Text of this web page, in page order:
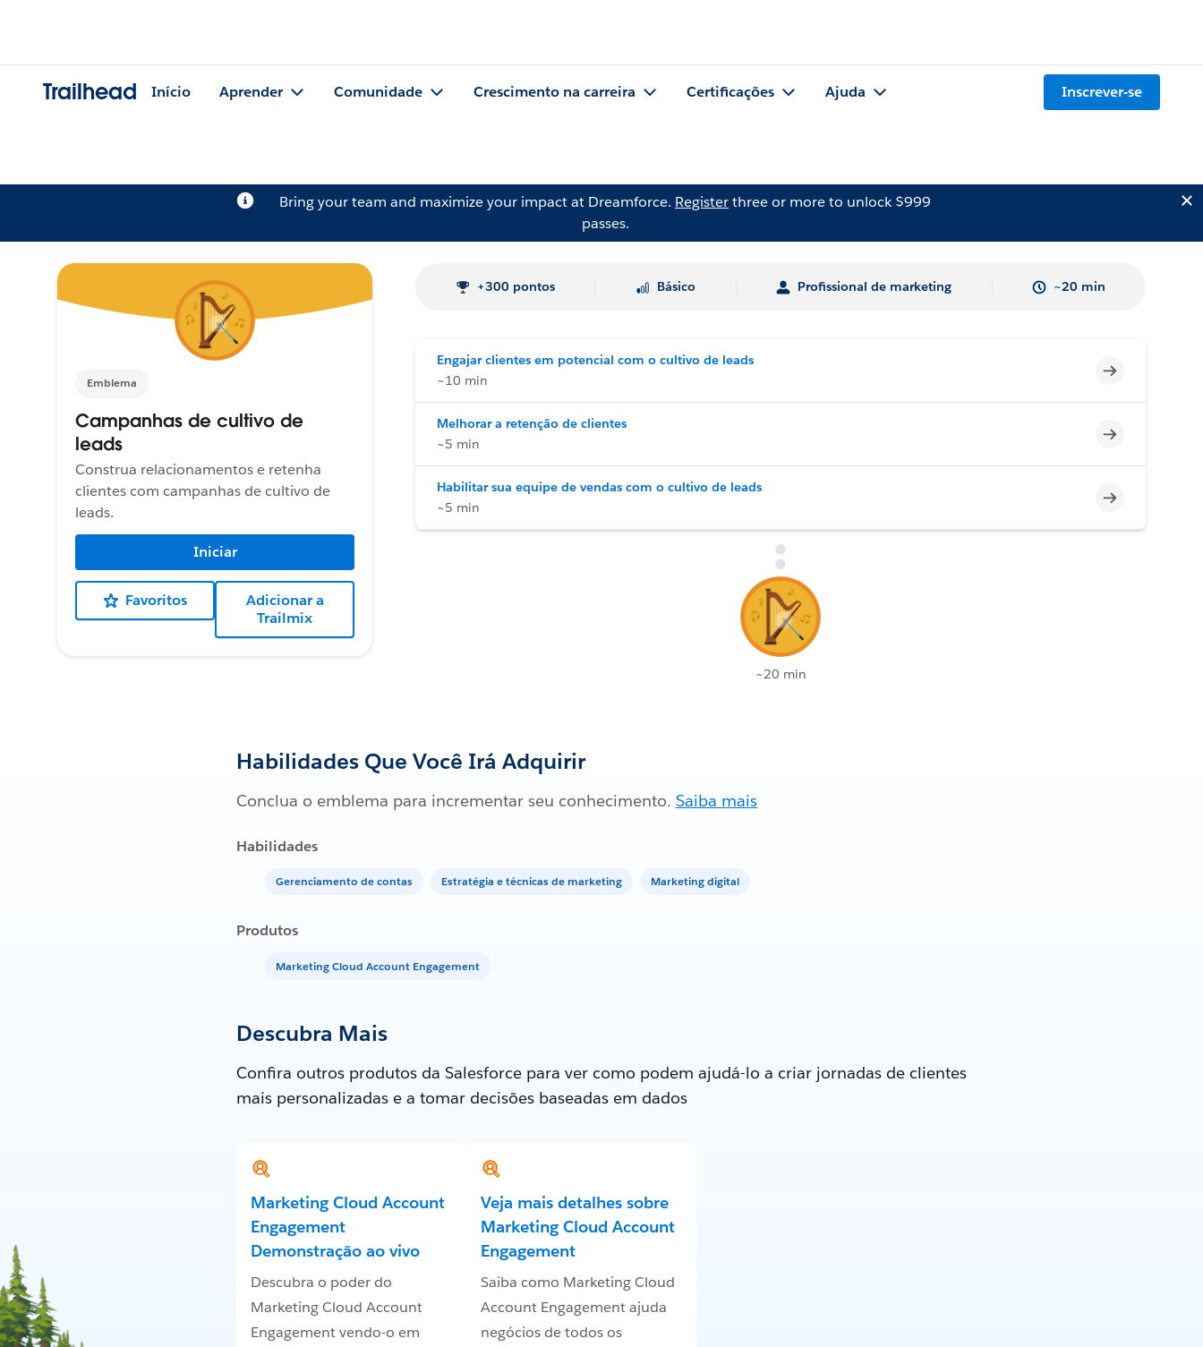
Trailhead Início Aprender Comunidade Crescimento na carreira Certificações Ajuda Inscrever-se
Bring your team and maximize your impact at Dreamforce. Registerthree or more to unlock $999
passes.
Emblema
Campanhas de cultivo de
leads
Construa relacionamentos e retenha
clientes com campanhas de cultivo de
leads.
Iniciar
Favoritos
Adicionar a
Trailmix
+300 pontos Básico Profissional de marketing ~20 min
Engajar clientes em potencial com o cultivo de leads
~10 min
Incompleto
Melhorar a retenção de clientes
~5 min
Incompleto
Habilitar sua equipe de vendas com o cultivo de leads
~5 min
Incompleto
~20 min
Habilidades Que Você Irá Adquirir
Conclua o emblema para incrementar seu conhecimento. Saiba mais
Habilidades
Gerenciamento de contas Estratégia e técnicas de marketing Marketing digital
Produtos
Marketing Cloud Account Engagement
Descubra Mais
Confira outros produtos da Salesforce para ver como podem ajudá-lo a criar jornadas de clientes
mais personalizadas e a tomar decisões baseadas em dados
Marketing Cloud Account
Engagement
Demonstração ao vivo
Descubra o poder do
Marketing Cloud Account
Engagement vendo-o em
Veja mais detalhes sobre
Marketing Cloud Account
Engagement
Saiba como Marketing Cloud
Account Engagement ajuda
negócios de todos os